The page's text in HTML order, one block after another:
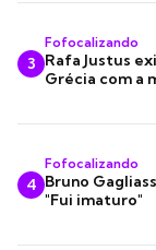
3
Fofocalizando
Rafa Justus
Grécia com a
4
Fofocalizando
Bruno
"Fui imaturo"